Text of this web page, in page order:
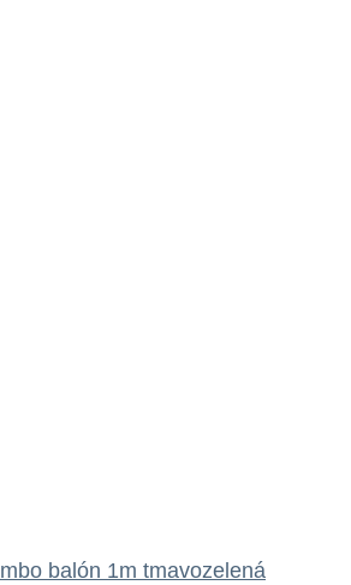
balón 1m tmavozelená